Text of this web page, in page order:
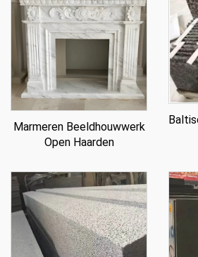
Marmeren Beeldhouwwerk
Open Haarden